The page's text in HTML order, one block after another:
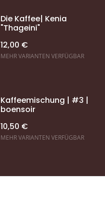
Die Kaffee| Kenia
"Thageini"
12,00 €
MEHR VARIANTEN VERFÜGBAR
Kaffeemischung | #3 |
boensoir
10,50 €
MEHR VARIANTEN VERFÜGBAR